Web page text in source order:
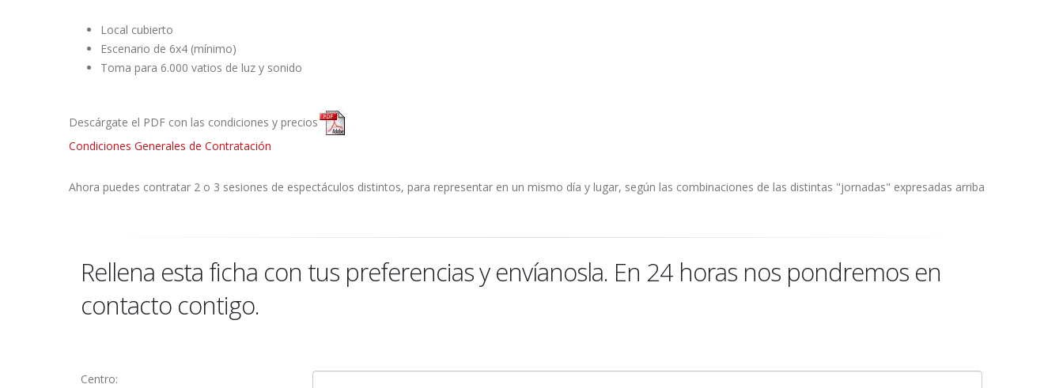
Local cubierto
Escenario de 6x4 (mínimo)
Toma para 6.000 vatios de luz y sonido
Descárgate el PDF con las condiciones y precios
Condiciones Generales de Contratación
Ahora puedes contratar 2 o 3 sesiones de espectáculos distintos, para representar en un mismo día y lugar, según las combinaciones de las distintas "jornadas" expresadas arriba
Rellena esta ficha con tus preferencias y envíanosla. En 24 horas nos pondremos en
contacto contigo.
Centro: